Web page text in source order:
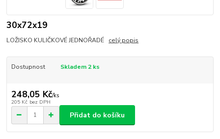
30x72x19
LOŽISKO KULIČKOVÉ JEDNOŘADÉ celý popis
Dostupnost Skladem 2 ks
248,05 Kč/ks
205 Kč bez DPH
Přidat do košíku